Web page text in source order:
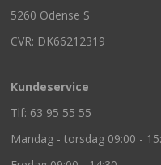
5260 Odense S
CVR: DK66212319
Kundeservice
Tlf: 63 95 55 55
Mandag - torsdag 09:00 -